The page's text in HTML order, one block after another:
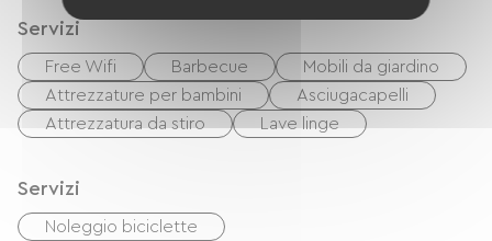
Servizi
Free Wifi Barbecue
Mobili da giardino
Attrezzature per bambini
Asciugacapelli
Attrezzatura da stiro
Lave linge
Servizi
Noleggio biciclette